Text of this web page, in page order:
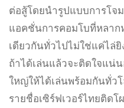
ต่อสู้โดยนำรูปแบบการโจ
แอคชั่นการคอมโบที่หลาก
เดียวกันทั่วไปไม่ใช่แค่ไล่ยิ
ถ้าได้เล่นแล้วจะติดใจแน่
ใหญ่ให้ได้เล่นพร้อมกันทั่ว
รายชื่อเซิร์ฟเวอร์ไทยติดโ